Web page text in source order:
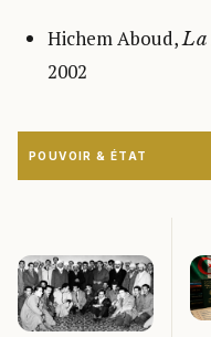
Hichem Aboud,La
2002
POUVOIR & ÉTAT